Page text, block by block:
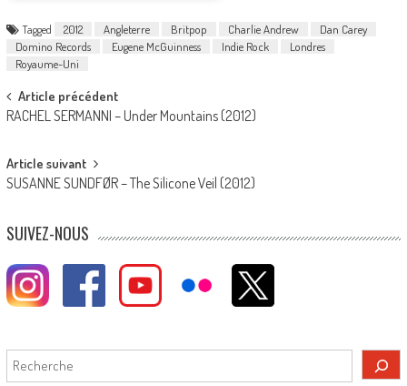
Tagged 2012 Angleterre Britpop Charlie Andrew
Dan Carey
Domino Records
Eugene McGuinness Indie Rock
Londres
Royaume-Uni
Post
navigation
Article précédent
RACHEL SERMANNI – Under Mountains (2012)
Article suivant
SUSANNE SUNDFØR – The Silicone Veil (2012)
SUIVEZ-NOUS
Rechercher